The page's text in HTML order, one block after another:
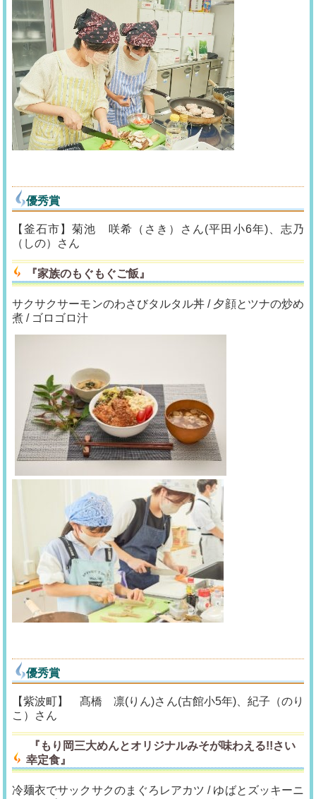
優秀賞
【釜石市】菊池 咲希（さき）さん(平田小6年)、志乃
（しの）さん
『家族のもぐもぐご飯 』
サクサクサーモンのわさびタルタル丼 / 夕顔とツナの炒め
煮 / ゴロゴロ汁
優秀賞
【紫波町】 髙橋 凛(りん)さん(古館小5年)、紀子（のり
こ）さん
『 もり岡三大めんとオリジナルみそが味わえる!!さい
幸定食』
冷麺衣でサックサクのまぐろレアカツ / ゆばとズッキーニ